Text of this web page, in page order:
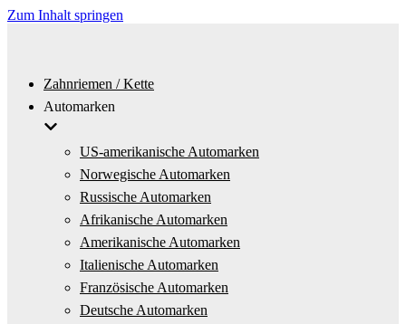
Zum Inhalt springen
Zahnriemen / Kette
Automarken
US-amerikanische Automarken
Norwegische Automarken
Russische Automarken
Afrikanische Automarken
Amerikanische Automarken
Italienische Automarken
Französische Automarken
Deutsche Automarken